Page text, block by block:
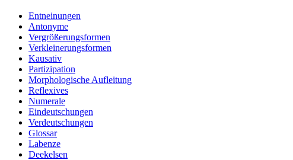
Entneinungen
Antonyme
Vergrößerungsformen
Verkleinerungsformen
Kausativ
Partizipation
Morphologische Aufleitung
Reflexives
Numerale
Eindeutschungen
Verdeutschungen
Glossar
Labenze
Deekelsen